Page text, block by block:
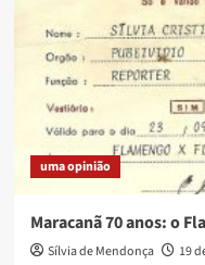
Periferia
–
a
“rua
A”
uma opinião
Maracanã 70 anos: o
Sílvia de Mendonça 19